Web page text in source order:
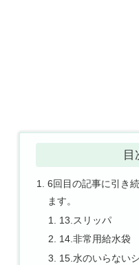
目
6回目の記事に引き
ます。
13.スリッパ
14.非常用給水袋
15.水のいらない